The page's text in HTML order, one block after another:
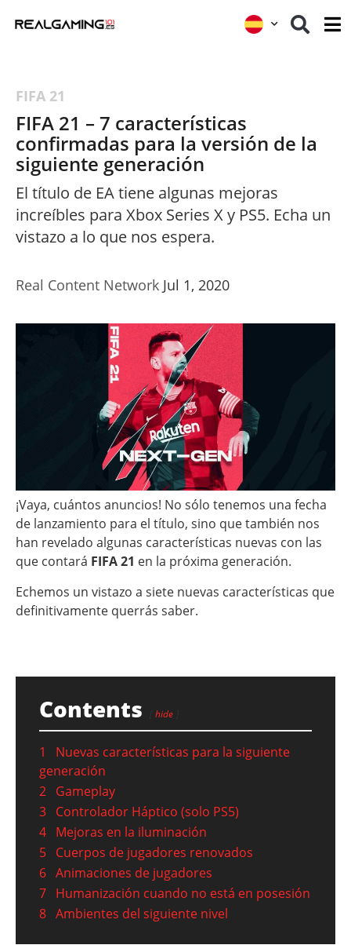
FIFA 21
FIFA 21 – 7 características
confirmadas para la versión de la
siguiente generación
El título de EA tiene algunas mejoras
increíbles para Xbox Series X y PS5. Echa un
vistazo a lo que nos espera.
Real Content Network Jul 1, 2020
¡Vaya, cuántos anuncios! No sólo tenemos una fecha
de lanzamiento para el título, sino que también nos
han revelado algunas características nuevas con las
que contará FIFA 21 en la próxima generación.
Echemos un vistazo a siete nuevas características que
definitivamente querrás saber.
Contents hide
1
Nuevas características para la siguiente
generación
2 Gameplay
3 Controlador Háptico (solo PS5)
4 Mejoras en la iluminación
5 Cuerpos de jugadores renovados
6 Animaciones de jugadores
7 Humanización cuando no está en posesión
8 Ambientes del siguiente nivel